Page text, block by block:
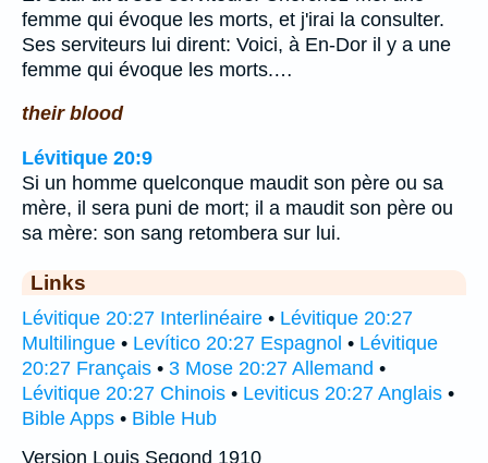
femme qui évoque les morts, et j'irai la consulter.
Ses serviteurs lui dirent: Voici, à En-Dor il y a une
femme qui évoque les morts.…
their blood
Lévitique 20:9
Si un homme quelconque maudit son père ou sa
mère, il sera puni de mort; il a maudit son père ou
sa mère: son sang retombera sur lui.
Links
Lévitique 20:27 Interlinéaire • Lévitique 20:27
Multilingue • Levítico 20:27 Espagnol • Lévitique
20:27 Français • 3 Mose 20:27 Allemand •
Lévitique 20:27 Chinois • Leviticus 20:27 Anglais •
Bible Apps • Bible Hub
Version Louis Segond 1910